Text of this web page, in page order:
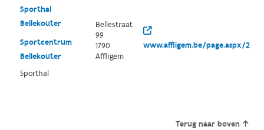
Sporthal
Bellekouter
Sportcentrum
Bellekouter
Sporthal
Bellestraat
99
1790
Affligem
www.affligem.be/page.aspx/237
Terug naar boven